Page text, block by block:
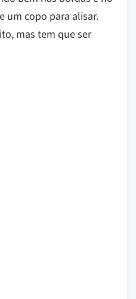
um copo para alisar.
mas tem que ser